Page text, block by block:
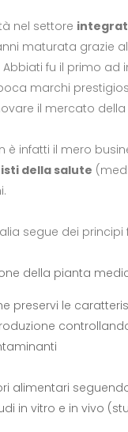
nel settore
maturata grazie
Abbiati fu il primo
marchi
il mercato
è infatti il mero
della salute
segue dei
della pianta
preservi le
alimentari
in vitro e in vivo